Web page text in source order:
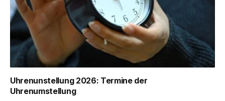
Uhrenunstellung 2026: Termine der
Uhrenumstellung